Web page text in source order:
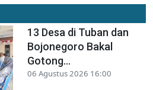
13 Desa di Tuban dan
Bojonegoro Bakal
Gotong...
06 Agustus 2026 16:00